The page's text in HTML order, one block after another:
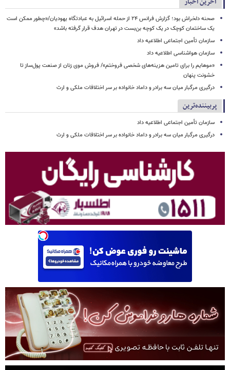
صحنه دلخراش بود؛ گزارش فرانس ۲۴ از حمله اسرائیل به عبادتگاه یهودیان/«چطور ممکن است
یک ساختمان کوچک در یک کوچه بن‌بست در تهران هدف قرار گرفته باشد»
سازمان تأمین اجتماعی اطلاعیه داد
سازمان هواشناسی اطلاعیه داد
«موهایم را برای تامین هزینه‌های شخصی فروختم»/ فروش موی زنان از صنعت پول‌ساز تا
خشونت پنهان
درگیری مرگبار میان سه برادر و داماد خانواده بر سر اختلافات ملکی و ارث
پربیننده‌ترین
سازمان تأمین اجتماعی اطلاعیه داد
درگیری مرگبار میان سه برادر و داماد خانواده بر سر اختلافات ملکی و ارث